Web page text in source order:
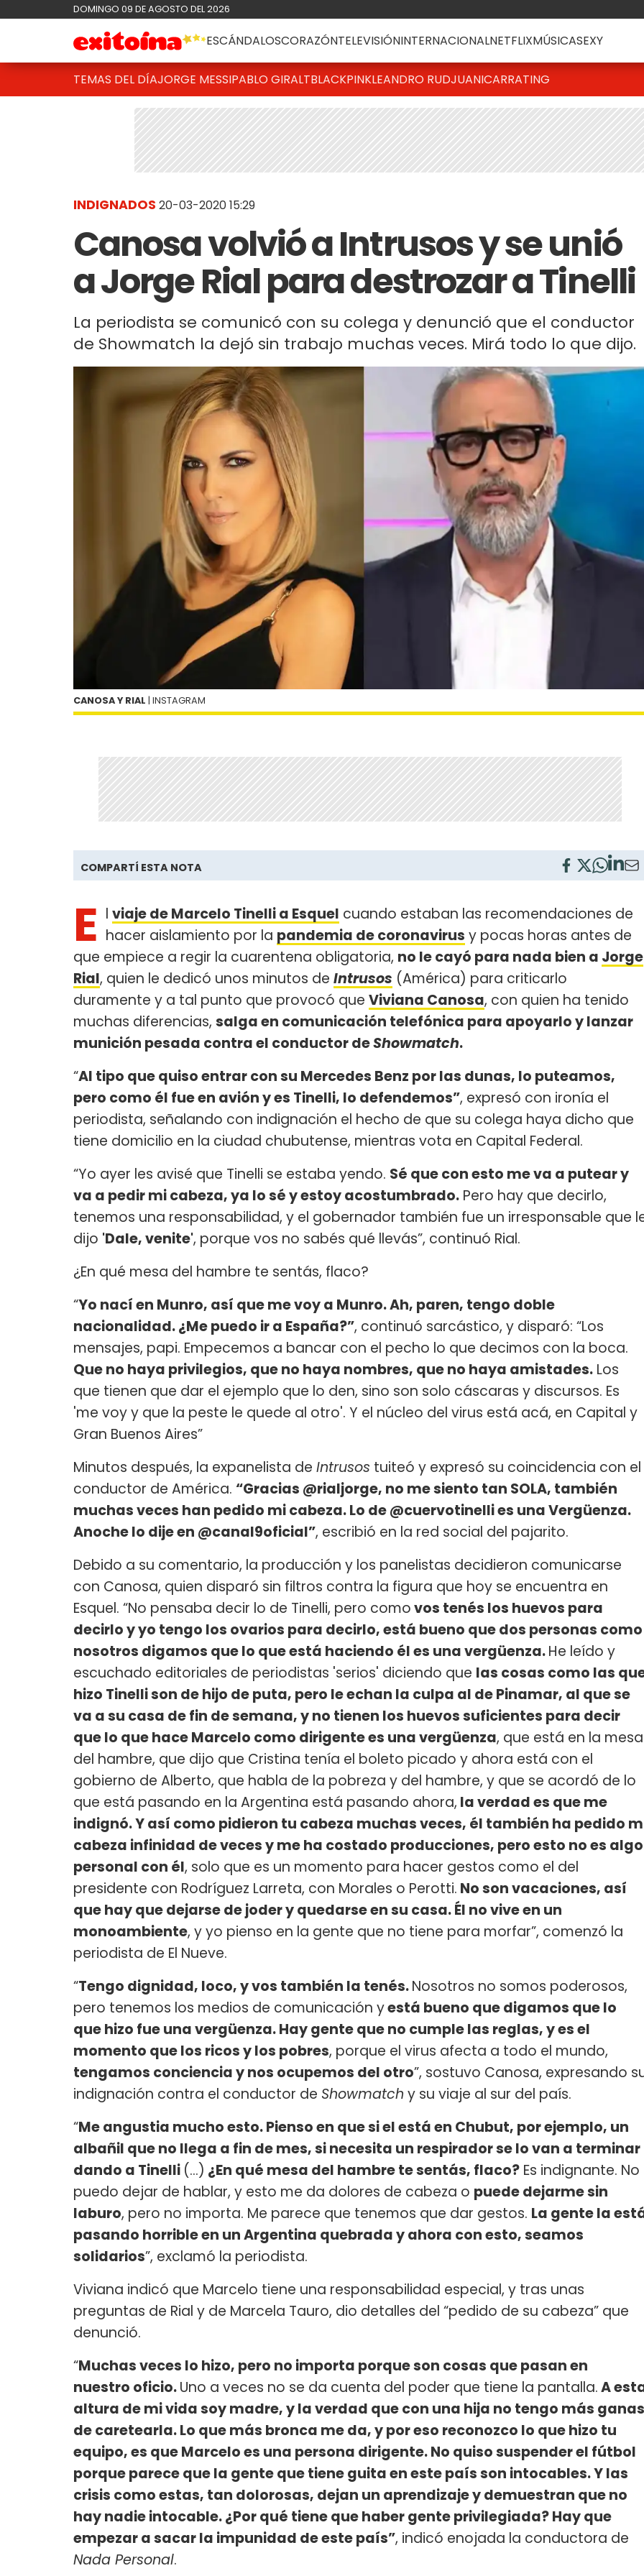
DOMINGO 09 DE AGOSTO DEL 2026
ESCÁNDALOSCORAZÓNTELEVISIÓNINTERNACIONALNETFLIXMÚSICASEXY
TEMAS DEL DÍAJORGE MESSIPABLO GIRALTBLACKPINKLEANDRO RUDJUANICARRATING
INDIGNADOS 20-03-2020 15:29
Canosa volvió a Intrusos y se unió
a Jorge Rial para destrozar a Tinelli
La periodista se comunicó con su colega y denunció que el conductor
de Showmatch la dejó sin trabajo muchas veces. Mirá todo lo que dijo.
CANOSA Y RIAL | INSTAGRAM
COMPARTÍ ESTA NOTA
E l viaje de Marcelo Tinelli a Esquel cuando estaban las recomendaciones de
hacer aislamiento por la pandemia de coronavirus y pocas horas antes de
que empiece a regir la cuarentena obligatoria, no le cayó para nada bien a Jorge
Rial, quien le dedicó unos minutos de Intrusos (América) para criticarlo
duramente y a tal punto que provocó que Viviana Canosa, con quien ha tenido
muchas diferencias, salga en comunicación telefónica para apoyarlo y lanzar
munición pesada contra el conductor deShowmatch.
“Al tipo que quiso entrar con su Mercedes Benz por las dunas, lo puteamos,
pero como él fue en avión y es Tinelli, lo defendemos”, expresó con ironía el
periodista, señalando con indignación el hecho de que su colega haya dicho que
tiene domicilio en la ciudad chubutense, mientras vota en Capital Federal.
“Yo ayer les avisé que Tinelli se estaba yendo. Sé que con esto me va a putear y
va a pedir mi cabeza, ya lo sé y estoy acostumbrado. Pero hay que decirlo,
tenemos una responsabilidad, y el gobernador también fue un irresponsable que
dijo 'Dale, venite', porque vos no sabés qué llevás”, continuó Rial.
¿En qué mesa del hambre te sentás, flaco?
“Yo nací en Munro, así que me voy a Munro. Ah, paren, tengo doble
nacionalidad. ¿Me puedo ir a España?”, continuó sarcástico, y disparó: “Los
mensajes, papi. Empecemos a bancar con el pecho lo que decimos con la boca.
Que no haya privilegios, que no haya nombres, que no haya amistades. Los
que tienen que dar el ejemplo que lo den, sino son solo cáscaras y discursos. Es
'me voy y que la peste le quede al otro'. Y el núcleo del virus está acá, en Capital y
Gran Buenos Aires”
Minutos después, la expanelista de Intrusos tuiteó y expresó su coincidencia con el
conductor de América. “Gracias @rialjorge, no me siento tan SOLA, también
muchas veces han pedido mi cabeza. Lo de @cuervotinelli es una Vergüenza.
Anoche lo dije en @canal9oficial”, escribió en la red social del pajarito.
Debido a su comentario, la producción y los panelistas decidieron comunicarse
con Canosa, quien disparó sin filtros contra la figura que hoy se encuentra en
Esquel. “No pensaba decir lo de Tinelli, pero comovos tenés los huevos para
decirlo y yo tengo los ovarios para decirlo, está bueno que dos personas como
nosotros digamos que lo que está haciendo él es una vergüenza.He leído y
escuchado editoriales de periodistas 'serios' diciendo que las cosas como las
hizo Tinelli son de hijo de puta, pero le echan la culpa al de Pinamar, al que se
va a su casa de fin de semana, y no tienen los huevos suficientes para decir
que lo que hace Marcelo como dirigente es una vergüenza, que está en la mesa
del hambre, que dijo que Cristina tenía el boleto picado y ahora está con el
gobierno de Alberto, que habla de la pobreza y del hambre, y que se acordó de lo
que está pasando en la Argentina está pasando ahora, la verdad es que me
indignó. Y así como pidieron tu cabeza muchas veces, él también ha pedido
cabeza infinidad de veces y me ha costado producciones, pero esto no es algo
personal con él, solo que es un momento para hacer gestos como el del
presidente con Rodríguez Larreta, con Morales o Perotti. No son vacaciones, así
que hay que dejarse de joder y quedarse en su casa. Él no vive en un
monoambiente, y yo pienso en la gente que no tiene para morfar”, comenzó la
periodista de El Nueve.
“Tengo dignidad, loco, y vos también la tenés.Nosotros no somos poderosos,
pero tenemos los medios de comunicación yestá bueno que digamos que lo
que hizo fue una vergüenza. Hay gente que no cumple las reglas, y es el
momento que los ricos y los pobres, porque el virus afecta a todo el mundo,
tengamos conciencia y nos ocupemos del otro”, sostuvo Canosa, expresando
indignación contra el conductor de Showmatch y su viaje al sur del país.
“Me angustia mucho esto. Pienso en que si el está en Chubut, por ejemplo, un
albañil que no llega a fin de mes, si necesita un respirador se lo van a terminar
dando a Tinelli (...) ¿En qué mesa del hambre te sentás, flaco? Es indignante. No
puedo dejar de hablar, y esto me da dolores de cabeza o puede dejarme sin
laburo, pero no importa. Me parece que tenemos que dar gestos. La gente la
pasando horrible en un Argentina quebrada y ahora con esto, seamos
solidarios”, exclamó la periodista.
Viviana indicó que Marcelo tiene una responsabilidad especial, y tras unas
preguntas de Rial y de Marcela Tauro, dio detalles del “pedido de su cabeza” que
denunció.
“Muchas veces lo hizo, pero no importa porque son cosas que pasan en
nuestro oficio.Uno a veces no se da cuenta del poder que tiene la pantalla.A
altura de mi vida soy madre, y la verdad que con una hija no tengo más ganas
de caretearla. Lo que más bronca me da, y por eso reconozco lo que hizo tu
equipo, es que Marcelo es una persona dirigente. No quiso suspender el fútbol
porque parece que la gente que tiene guita en este país son intocables. Y las
crisis como estas, tan dolorosas, dejan un aprendizaje y demuestran que no
hay nadie intocable. ¿Por qué tiene que haber gente privilegiada? Hay que
empezar a sacar la impunidad de este país”, indicó enojada la conductora de
Nada Personal.